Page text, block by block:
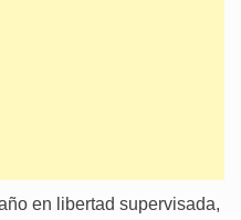
en libertad supervisada,